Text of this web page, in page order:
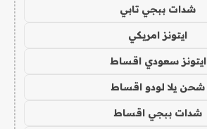
شدات ببجي تابي
ايتونز امريكي
ايتونز سعودي اقساط
شحن يلا لودو اقساط
شدات ببجي اقساط